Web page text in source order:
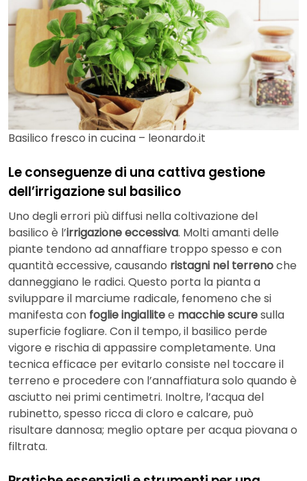
Basilico fresco in cucina – leonardo.it
Le conseguenze di una cattiva gestione
dell’irrigazione sul basilico
Uno degli errori più diffusi nella coltivazione del
basilico è l’irrigazione eccessiva. Molti amanti delle
piante tendono ad annaffiare troppo spesso e con
quantità eccessive, causando ristagni nel terrenoche
danneggiano le radici. Questo porta la pianta a
sviluppare il marciume radicale, fenomeno che si
manifesta con foglie ingiallitee macchie scuresulla
superficie fogliare. Con il tempo, il basilico perde
vigore e rischia di appassire completamente. Una
tecnica efficace per evitarlo consiste nel toccare il
terreno e procedere con l’annaffiatura solo quando è
asciutto nei primi centimetri. Inoltre, l’acqua del
rubinetto, spesso ricca di cloro e calcare, può
risultare dannosa; meglio optare per acqua piovana o
filtrata.